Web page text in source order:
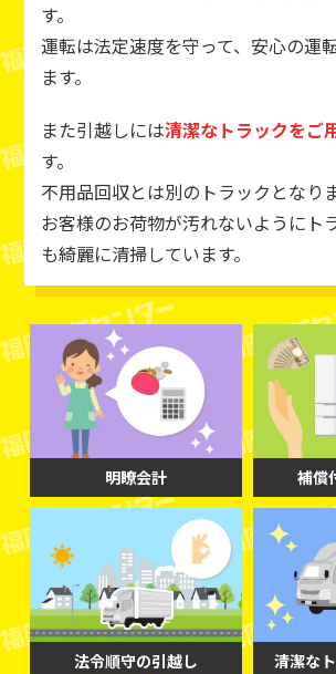
す。
運転は法定速度を守って、安心の運
ます。
また引越しには清潔なトラックをご
す。
不用品回収とは別のトラックとなりま
お客様のお荷物が汚れないようにト
も綺麗に清掃しています。
明瞭会計 補償
法令順守の引越し 清潔な